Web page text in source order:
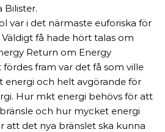
Bilister.
var i det närmaste euforiska för
få hade hört talas om
Return om Energy
fram var det få som ville
energi och helt avgörande för
Hur mkt energi behövs för att
och hur mycket energi
att det nya bränslet ska kunna